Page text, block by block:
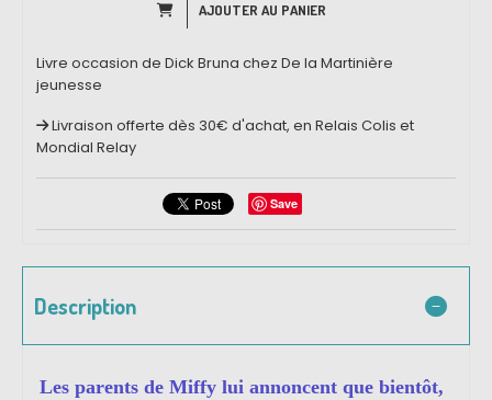
AJOUTER AU PANIER
Livre occasion de Dick Bruna chez De la Martinière
jeunesse
Livraison offerte dès 30€ d'achat, en Relais Colis et
Mondial Relay
Save
Description
Les parents de Miffy lui annoncent que bientôt,